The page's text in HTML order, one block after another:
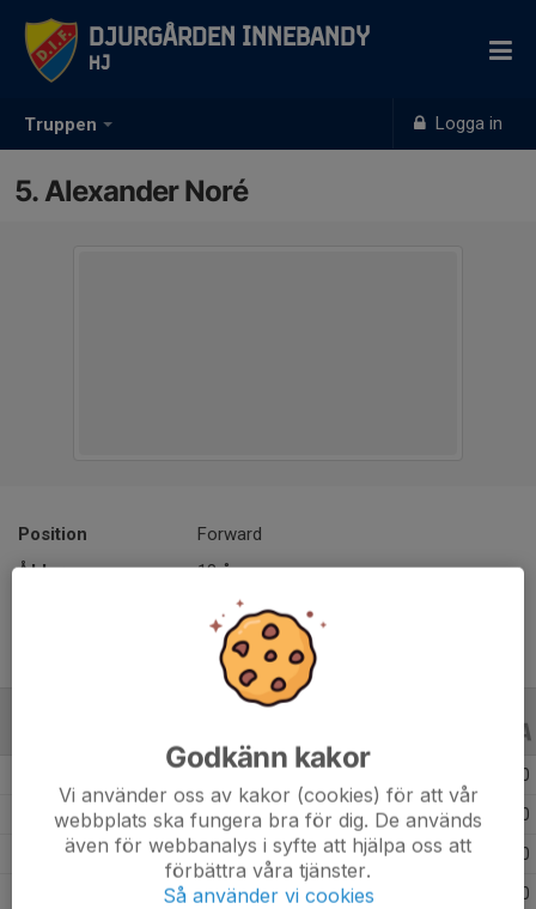
Truppen Logga in
Djurgården Innebandy
HJ
5. Alexander Noré
Position
Forward
Ålder
18 år
0
Säsongen 23/24 9 0 0
Säsongen 22/23 9 0
0
Godkänn kakor
Vi använder oss av kakor (cookies) för att vår
webbplats ska fungera bra för dig. De används
även för webbanalys i syfte att hjälpa oss att
förbättra våra tjänster.
Så använder vi cookies